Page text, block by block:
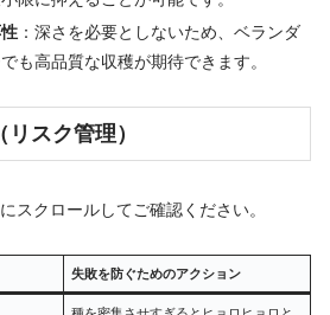
：深さを必要としないため、ベランダ
も高品質な収穫が期待できます。
スク管理）
スクロールしてご確認ください。
失敗を防ぐためのアクション